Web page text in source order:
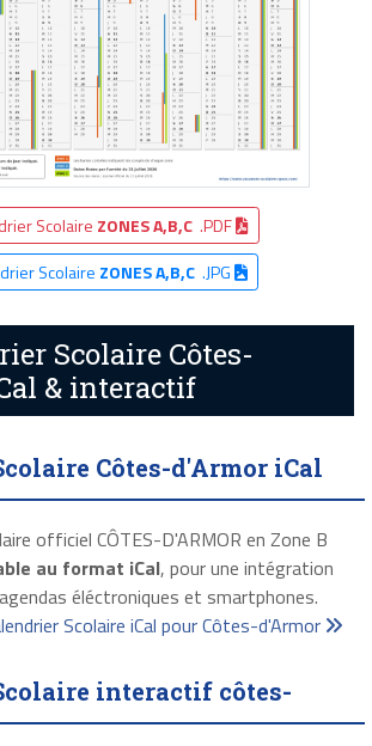
Scolaire ZONES A,B,C .PDF
Scolaire ZONES A,B,C.JPG
Scolaire Côtes-
& interactif
Côtes-d'Armor iCal
officiel CÔTES-D'ARMOR en Zone B
au format iCal, pour une intégration
éléctroniques et smartphones.
Scolaire iCal pour Côtes-d'Armor
interactif côtes-